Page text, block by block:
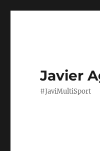
Javier
#JaviMultiSport